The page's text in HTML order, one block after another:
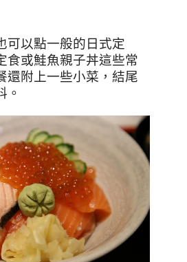
可以點一般的日式定
食或鮭魚親子丼這些常
還附上一些小菜，結尾
。